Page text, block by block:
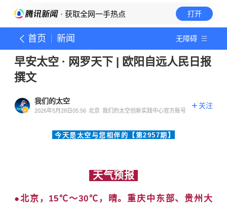
· 获取全网一手热点 打开
首页 新闻 无障碍
早安太空 · 网罗天下 | 欧阳自远人民日报
撰文
我们的太空
2026年5月28日05:56 北京 我们的太空创新实践中心官方账号
关注
今天是太空与您相伴 的【第2957期】
天气预报
●北京 ，15℃～30℃，晴。 重庆中东部、贵州大